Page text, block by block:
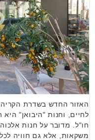
האזור החדש בשדרת הקריה
לחיים, וחנות "היבואן"
חו"ל. מדובר על חנות
משקאות, אלא גם חוויה